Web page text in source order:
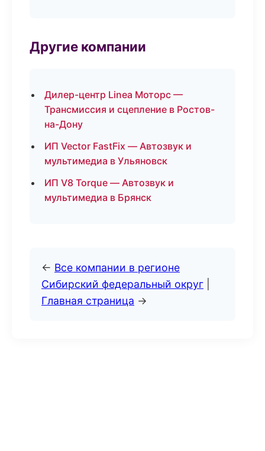
Другие компании
Дилер-центр Linea Моторс —
Трансмиссия и сцепление в Ростов-
на-Дону
ИП Vector FastFix — Автозвук и
мультимедиа в Ульяновск
ИП V8 Torque — Автозвук и
мультимедиа в Брянск
← Все компании в регионе
Сибирский федеральный округ
Главная страница →